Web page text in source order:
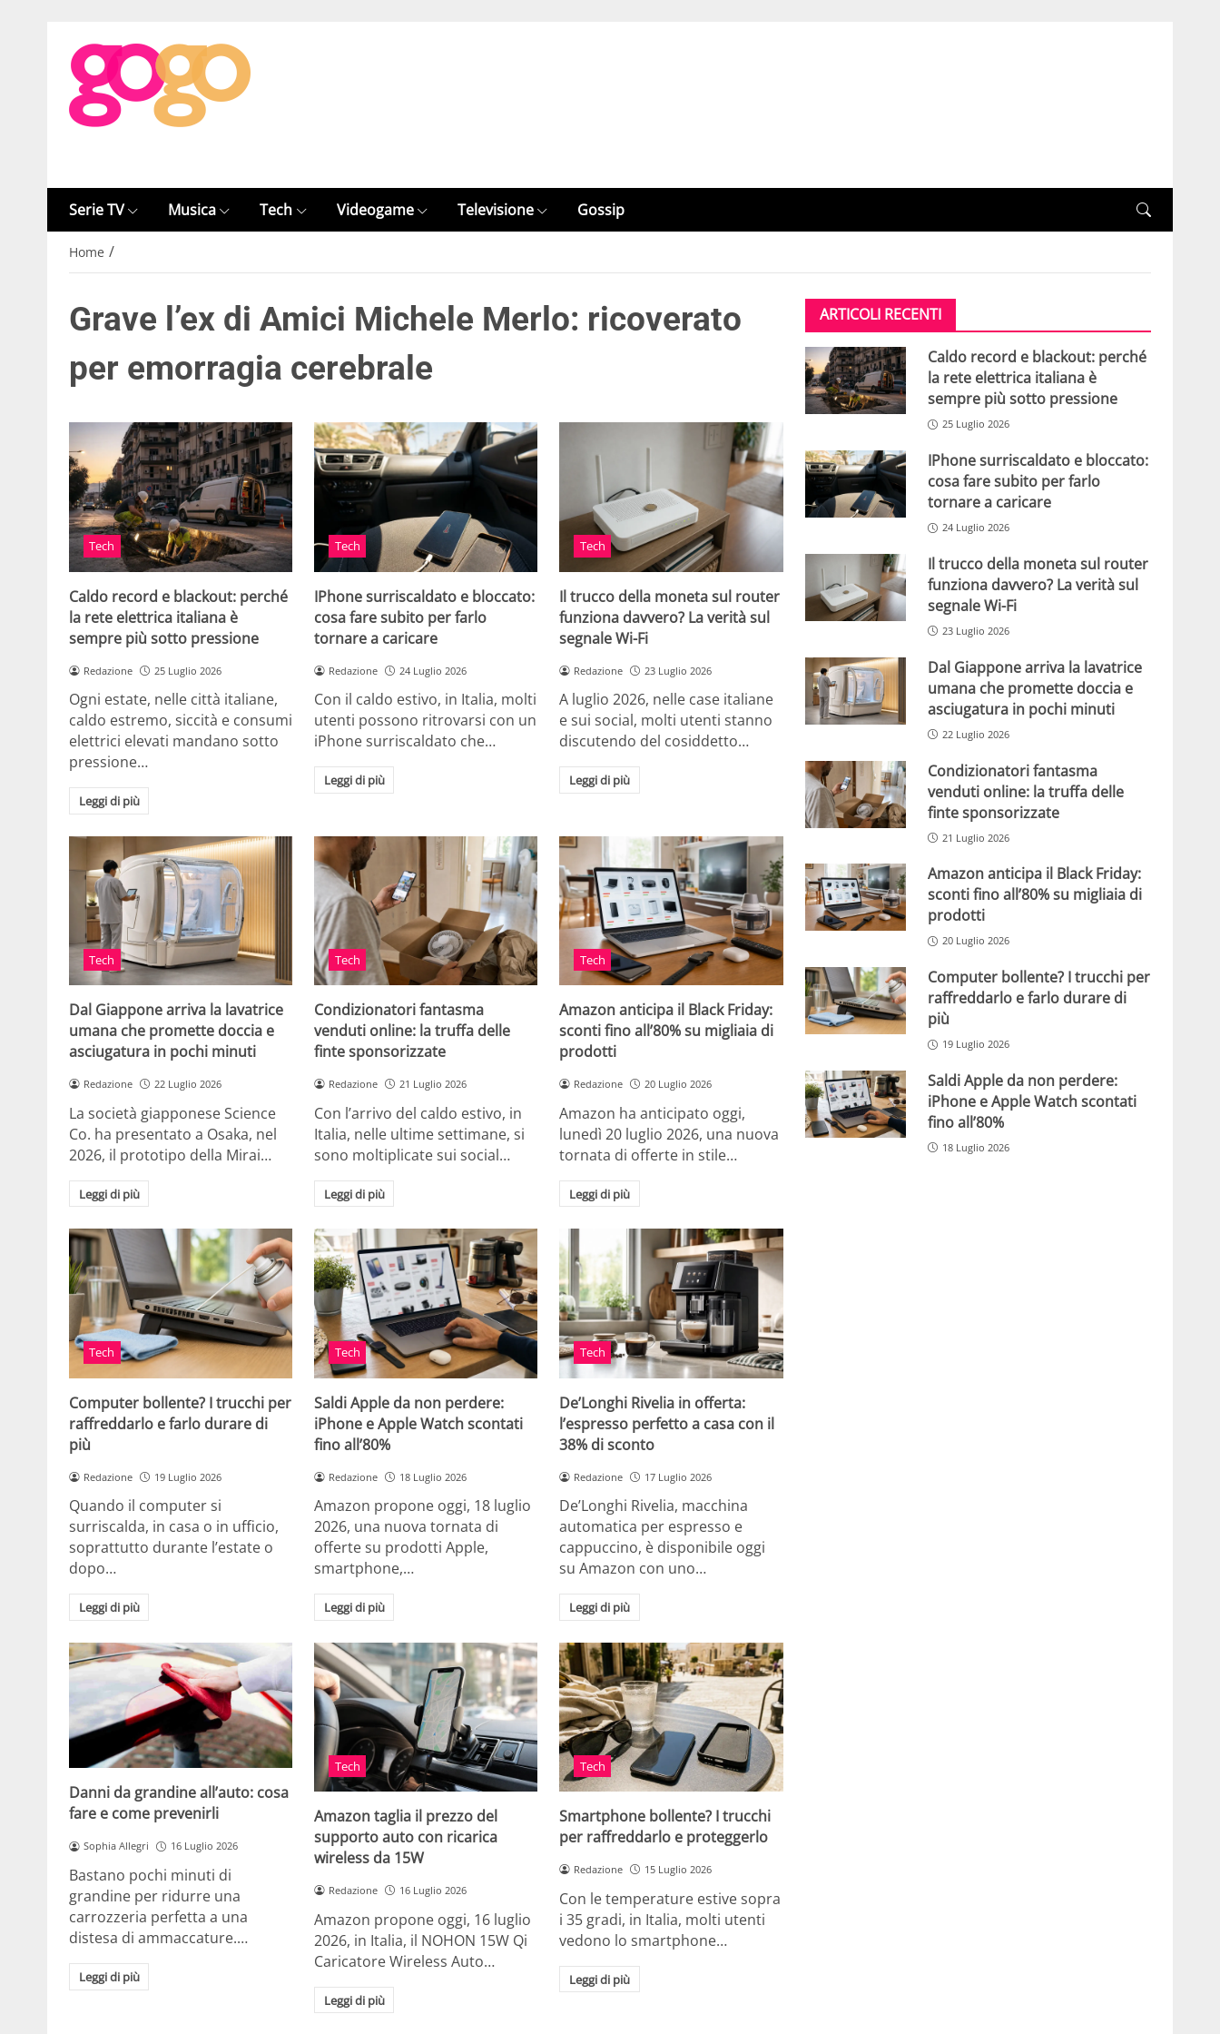
Serie TV Musica Tech Videogame Televisione Gossip
Home /
Grave l’ex di Amici Michele Merlo: ricoverato
per emorragia cerebrale
Tech
Caldo record e blackout: perché
la rete elettrica italiana è
sempre più sotto pressione
Redazione 25 Luglio 2026
Ogni estate, nelle città italiane,
caldo estremo, siccità e consumi
elettrici elevati mandano sotto
pressione…
Leggi di più
Tech
IPhone surriscaldato e bloccato:
cosa fare subito per farlo
tornare a caricare
Redazione 24 Luglio 2026
Con il caldo estivo, in Italia, molti
utenti possono ritrovarsi con un
iPhone surriscaldato che…
Leggi di più
Tech
Il trucco della moneta sul router
funziona davvero? La verità sul
segnale Wi-Fi
Redazione 23 Luglio 2026
A luglio 2026, nelle case italiane
e sui social, molti utenti stanno
discutendo del cosiddetto…
Leggi di più
Tech
Dal Giappone arriva la lavatrice
umana che promette doccia e
asciugatura in pochi minuti
Redazione 22 Luglio 2026
La società giapponese Science
Co. ha presentato a Osaka, nel
2026, il prototipo della Mirai…
Leggi di più
Tech
Condizionatori fantasma
venduti online: la truffa delle
finte sponsorizzate
Redazione 21 Luglio 2026
Con l’arrivo del caldo estivo, in
Italia, nelle ultime settimane, si
sono moltiplicate sui social…
Leggi di più
Tech
Amazon anticipa il Black Friday:
sconti fino all’80% su migliaia di
prodotti
Redazione 20 Luglio 2026
Amazon ha anticipato oggi,
lunedì 20 luglio 2026, una nuova
tornata di offerte in stile…
Leggi di più
Tech
Computer bollente? I trucchi per
raffreddarlo e farlo durare di
più
Redazione 19 Luglio 2026
Quando il computer si
surriscalda, in casa o in ufficio,
soprattutto durante l’estate o
dopo…
Leggi di più
Tech
Saldi Apple da non perdere:
iPhone e Apple Watch scontati
fino all’80%
Redazione 18 Luglio 2026
Amazon propone oggi, 18 luglio
2026, una nuova tornata di
offerte su prodotti Apple,
smartphone,…
Leggi di più
Tech
De’Longhi Rivelia in offerta:
l’espresso perfetto a casa con il
38% di sconto
Redazione 17 Luglio 2026
De’Longhi Rivelia, macchina
automatica per espresso e
cappuccino, è disponibile oggi
su Amazon con uno…
Leggi di più
Danni da grandine all’auto: cosa
fare e come prevenirli
Sophia Allegri 16 Luglio 2026
Bastano pochi minuti di
grandine per ridurre una
carrozzeria perfetta a una
distesa di ammaccature.…
Leggi di più
Tech
Amazon taglia il prezzo del
supporto auto con ricarica
wireless da 15W
Redazione 16 Luglio 2026
Amazon propone oggi, 16 luglio
2026, in Italia, il NOHON 15W Qi
Caricatore Wireless Auto…
Leggi di più
Tech
Smartphone bollente? I trucchi
per raffreddarlo e proteggerlo
Redazione 15 Luglio 2026
Con le temperature estive sopra
i 35 gradi, in Italia, molti utenti
vedono lo smartphone…
Leggi di più
ARTICOLI RECENTI
Caldo record e blackout: perché
la rete elettrica italiana è
sempre più sotto pressione
25 Luglio 2026
IPhone surriscaldato e bloccato:
cosa fare subito per farlo
tornare a caricare
24 Luglio 2026
Il trucco della moneta sul router
funziona davvero? La verità sul
segnale Wi-Fi
23 Luglio 2026
Dal Giappone arriva la lavatrice
umana che promette doccia e
asciugatura in pochi minuti
22 Luglio 2026
Condizionatori fantasma
venduti online: la truffa delle
finte sponsorizzate
21 Luglio 2026
Amazon anticipa il Black Friday:
sconti fino all’80% su migliaia di
prodotti
20 Luglio 2026
Computer bollente? I trucchi per
raffreddarlo e farlo durare di
più
19 Luglio 2026
Saldi Apple da non perdere:
iPhone e Apple Watch scontati
fino all’80%
18 Luglio 2026